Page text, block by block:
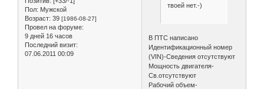
Пол: Мужской
Возраст: 39 [1986-08-27]
Провел на форуме:
9 дней 16 часов
Последний визит:
07.06.2011 00:09
твоей нет.-)
В ПТС написано
Идентификационный номер
(VIN)-Сведения отсутствуют
Мощность двигателя-
Св.отсутствуют
Рабочий объем-